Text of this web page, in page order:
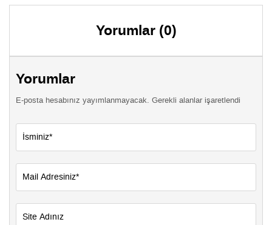
Yorumlar (0)
Yorumlar
E-posta hesabınız yayımlanmayacak. Gerekli alanlar işaretlendi